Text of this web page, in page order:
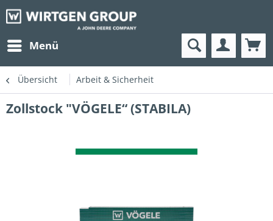
Menü
Übersicht Arbeit & Sicherheit
Zollstock "VÖGELE“ (STABILA)